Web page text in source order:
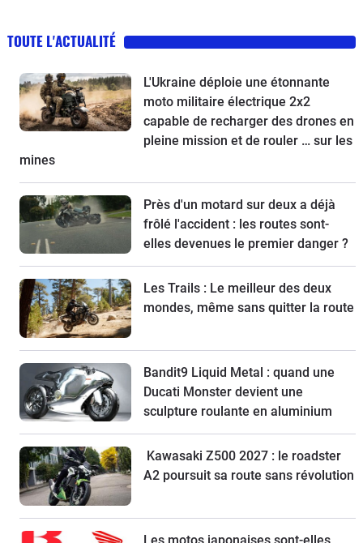
TOUTE L'ACTUALITÉ
L'Ukraine déploie une étonnante
moto militaire électrique 2x2
capable de recharger des drones en
pleine mission et de rouler … sur les
mines
Près d'un motard sur deux a déjà
frôlé l'accident : les routes sont-
elles devenues le premier danger ?
Les Trails : Le meilleur des deux
mondes, même sans quitter la route
Bandit9 Liquid Metal : quand une
Ducati Monster devient une
sculpture roulante en aluminium
Kawasaki Z500 2027 : le roadster
A2 poursuit sa route sans révolution
Les motos japonaises sont-elles